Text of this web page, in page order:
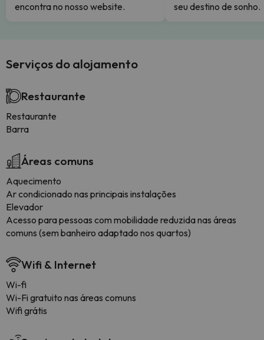
encontra no nosso website.
seu destino de sonho.
Serviços do alojamento
Restaurante
Restaurante
Barra
Áreas comuns
Aquecimento
Ar condicionado nas principais instalações
Elevador
Acesso para pessoas com mobilidade reduzida nas áreas
comuns (sem banheiro adaptado nos quartos)
Wifi & Internet
Wi-fi
Wi-Fi gratuito nas áreas comuns
Wifi grátis